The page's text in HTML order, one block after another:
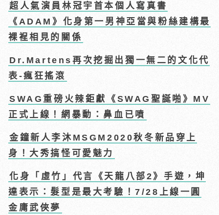
超人氣演員林冠宇首本個人寫真書
《ADAM》化身第一男神亞當與粉絲建構最
裸裎相見的關係
Dr.Martens再次挖掘出獨一無二的文化代
表-瘋狂搖滾
SWAG重磅火辣鉅獻《SWAG聖誕啪》MV
正式上線！網暴動：鼻血已噴
金鐘新人李沐MSGM2020秋冬新品穿上
身！大秀搞怪可愛魅力
化身「虛竹」代言《天龍八部2》手遊，坤
達表示：髮型是最大考驗！7/28上線一圓
金庸武俠夢